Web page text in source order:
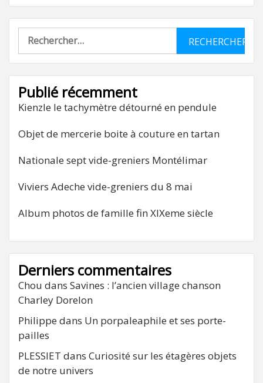
Rechercher :
Publié récemment
Kienzle le tachymètre détourné en pendule
Objet de mercerie boite à couture en tartan
Nationale sept vide-greniers Montélimar
Viviers Adeche vide-greniers du 8 mai
Album photos de famille fin XIXeme siècle
Derniers commentaires
Chou dans Savines : l’ancien village chanson
Charley Dorelon
Philippe dans Un porpaleaphile et ses porte-
pailles
PLESSIET dans Curiosité sur les étagères objets
de notre univers